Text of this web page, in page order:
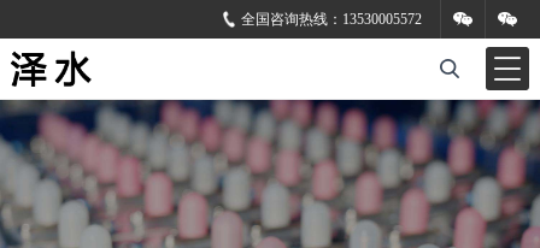
全国咨询热线： 13530005572